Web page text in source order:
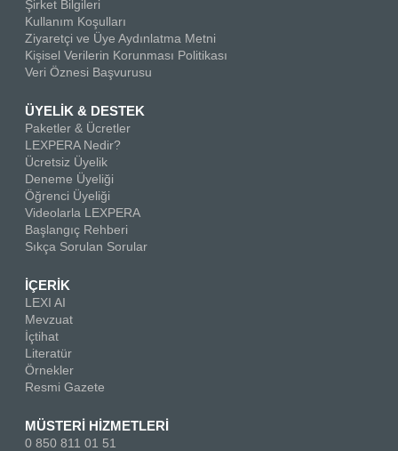
Şirket Bilgileri
Kullanım Koşulları
Ziyaretçi ve Üye Aydınlatma Metni
Kişisel Verilerin Korunması Politikası
Veri Öznesi Başvurusu
ÜYELİK & DESTEK
Paketler & Ücretler
LEXPERA Nedir?
Ücretsiz Üyelik
Deneme Üyeliği
Öğrenci Üyeliği
Videolarla LEXPERA
Başlangıç Rehberi
Sıkça Sorulan Sorular
İÇERİK
LEXI AI
Mevzuat
İçtihat
Literatür
Örnekler
Resmi Gazete
MÜSTERİ HİZMETLERİ
0 850 811 01 51